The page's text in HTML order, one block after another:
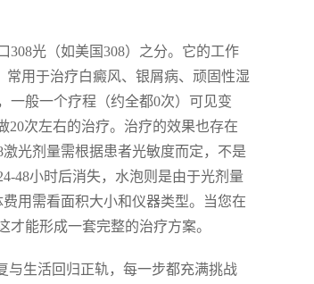
308光（如美国308）之分。它的工作
常用于治疗白癜风、银屑病、顽固性湿
一般一个疗程（约全都0次）可见变
20次左右的治疗。治疗的效果也存在
光剂量需根据患者光敏度而定，不是
48小时后消失，水泡则是由于光剂量
用需看面积大小和仪器类型。当您在
能形成一套完整的治疗方案。
与生活回归正轨，每一步都充满挑战